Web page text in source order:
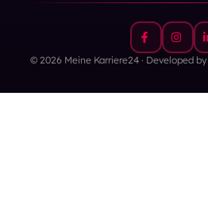
© 2026 Meine Karriere24 · Developed by